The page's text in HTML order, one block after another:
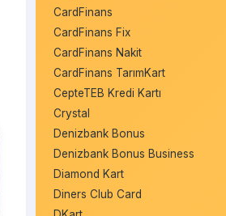
CardFinans
CardFinans Fix
CardFinans Nakit
CardFinans TarımKart
CepteTEB Kredi Kartı
Crystal
Denizbank Bonus
Denizbank Bonus Business
Diamond Kart
Diners Club Card